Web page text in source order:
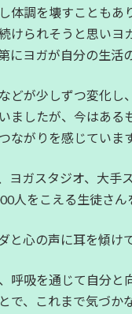
体調を壊すこともあり
けられそうと思いヨ
にヨガが自分の生活
どが少しずつ変化し、
ましたが、今はあ
ながりを感じています
ヨガスタジオ、大手
人をこえる生徒さん
と心の声に耳を傾け
呼吸を通じて自分
で、これまで気づか